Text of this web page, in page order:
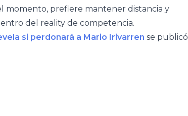
momento, prefiere mantener distancia y
del reality de competencia.
si perdonará a Mario Irivarren se publicó